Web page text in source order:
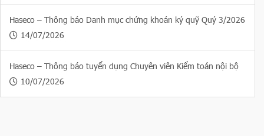
Haseco – Thông báo Danh mục chứng khoán ký quỹ Quý 3/2026
14/07/2026
Haseco – Thông báo tuyển dụng Chuyên viên Kiểm toán nội bộ
10/07/2026